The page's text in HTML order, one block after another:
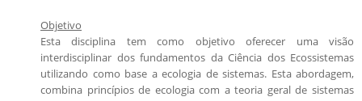
Objetivo
Esta disciplina tem como objetivo oferecer uma visão
interdisciplinar dos fundamentos da Ciência dos Ecossistemas
utilizando como base a ecologia de sistemas. Esta abordagem,
combina princípios de ecologia com a teoria geral de sistemas